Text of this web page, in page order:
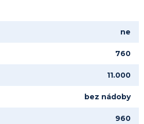
ne
760
11.000
bez nádoby
960